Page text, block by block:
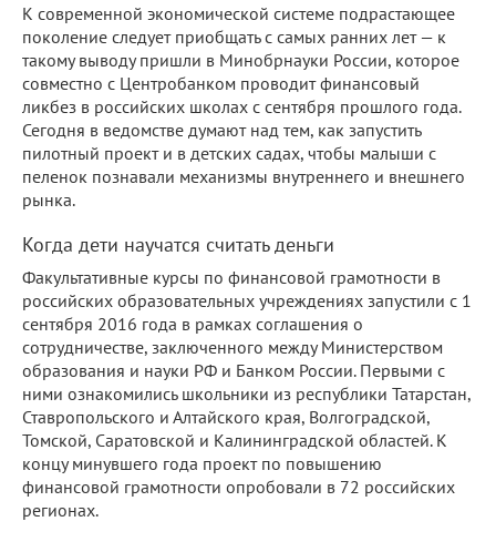
К современной экономической системе подрастающее
поколение следует приобщать с самых ранних лет — к
такому выводу пришли в Минобрнауки России, которое
совместно с Центробанком проводит финансовый
ликбез в российских школах с сентября прошлого года.
Сегодня в ведомстве думают над тем, как запустить
пилотный проект и в детских садах, чтобы малыши с
пеленок познавали механизмы внутреннего и внешнего
рынка.
Когда дети научатся считать деньги
Факультативные курсы по финансовой грамотности в
российских образовательных учреждениях запустили с 1
сентября 2016 года в рамках соглашения о
сотрудничестве, заключенного между Министерством
образования и науки РФ и Банком России. Первыми с
ними ознакомились школьники из республики Татарстан,
Ставропольского и Алтайского края, Волгоградской,
Томской, Саратовской и Калининградской областей. К
концу минувшего года проект по повышению
финансовой грамотности опробовали в 72 российских
регионах.